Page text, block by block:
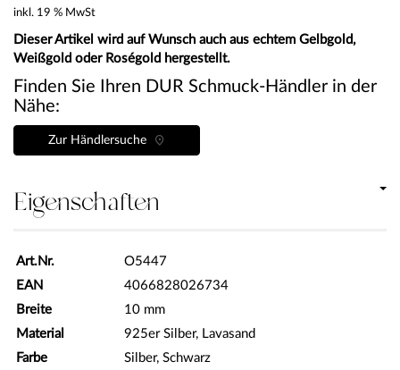
inkl. 19 % MwSt
Dieser Artikel wird auf Wunsch auch aus echtem Gelbgold,
Weißgold oder Roségold hergestellt.
Finden Sie Ihren DUR Schmuck-Händler in der
Nähe:
Zur Händlersuche
Eigenschaften
Art.Nr.
O5447
EAN
4066828026734
Breite
10 mm
Material
925er Silber, Lavasand
Farbe
Silber, Schwarz